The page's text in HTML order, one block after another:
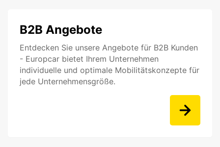
B2B Angebote
Entdecken Sie unsere Angebote für B2B Kunden
- Europcar bietet Ihrem Unternehmen
individuelle und optimale Mobilitätskonzepte für
jede Unternehmensgröße.